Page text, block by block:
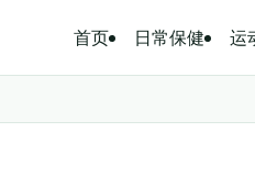
首页 日常保健 运